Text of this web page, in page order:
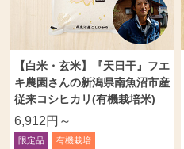
【白米・玄米】『天日干』フエ
キ農園さんの新潟県南魚沼市産
従来コシヒカリ(有機栽培米)
6,912円～
限定品 有機栽培